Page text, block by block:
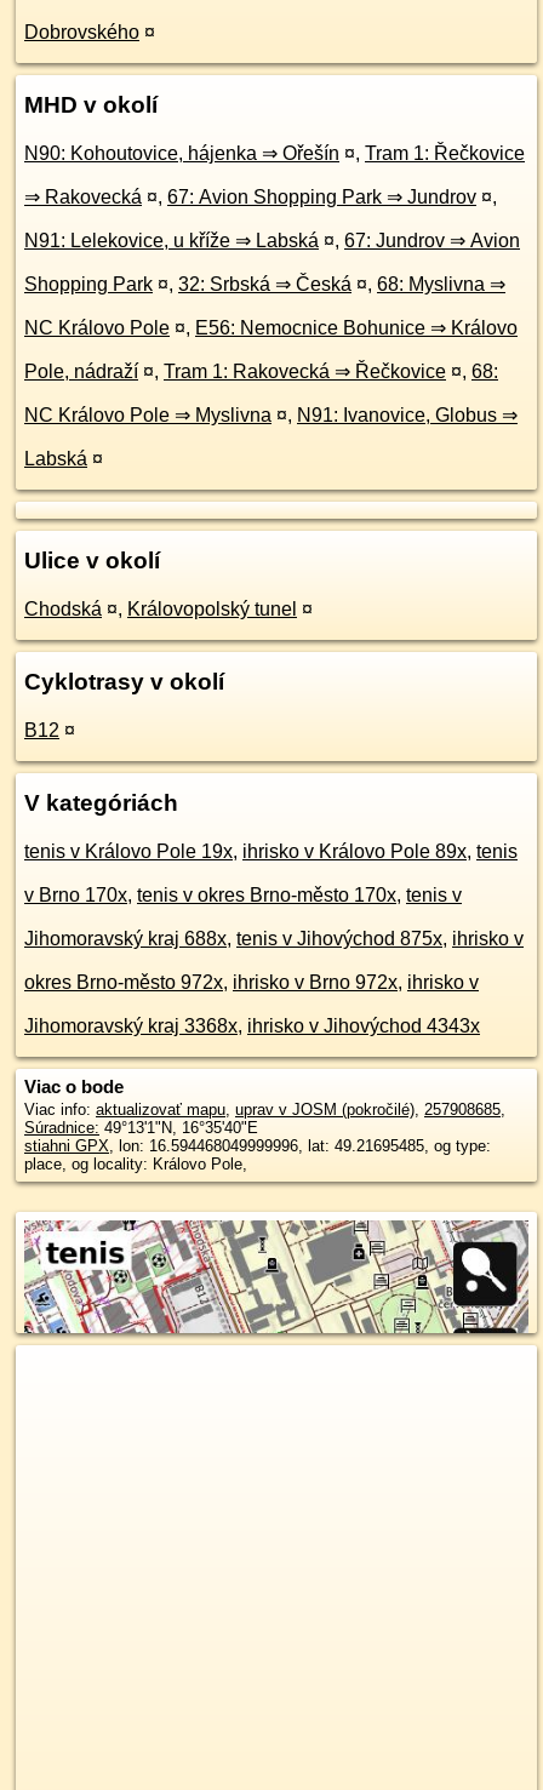
Dobrovského ¤
MHD v okolí
N90: Kohoutovice, hájenka ⇒ Ořešín ¤, Tram 1: Řečkovice
⇒ Rakovecká ¤, 67: Avion Shopping Park ⇒ Jundrov ¤,
N91: Lelekovice, u kříže ⇒ Labská ¤, 67: Jundrov ⇒ Avion
Shopping Park ¤, 32: Srbská ⇒ Česká ¤, 68: Myslivna ⇒
NC Královo Pole ¤, E56: Nemocnice Bohunice ⇒ Královo
Pole, nádraží ¤, Tram 1: Rakovecká ⇒ Řečkovice ¤, 68:
NC Královo Pole ⇒ Myslivna ¤, N91: Ivanovice, Globus ⇒
Labská ¤
Ulice v okolí
Chodská ¤, Královopolský tunel ¤
Cyklotrasy v okolí
B12 ¤
V kategóriách
tenis v Královo Pole 19x, ihrisko v Královo Pole 89x, tenis
v Brno 170x, tenis v okres Brno-město 170x, tenis v
Jihomoravský kraj 688x, tenis v Jihovýchod 875x, ihrisko v
okres Brno-město 972x, ihrisko v Brno 972x, ihrisko v
Jihomoravský kraj 3368x, ihrisko v Jihovýchod 4343x
Viac o bode
Viac info: aktualizovať mapu, uprav v JOSM (pokročilé), 257908685,
Súradnice: 49°13'1"N, 16°35'40"E
stiahni GPX, lon: 16.594468049999996, lat: 49.21695485, og type:
place, og locality: Královo Pole,